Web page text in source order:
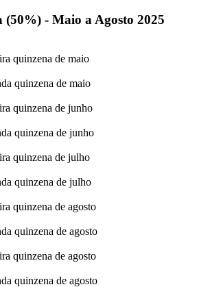
(50%) - Maio a Agosto 2025
quinzena de maio
quinzena de maio
quinzena de junho
quinzena de junho
quinzena de julho
quinzena de julho
quinzena de agosto
quinzena de agosto
quinzena de agosto
quinzena de agosto